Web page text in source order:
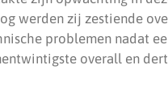
werden zij zestiende
problemen nadat
overall en